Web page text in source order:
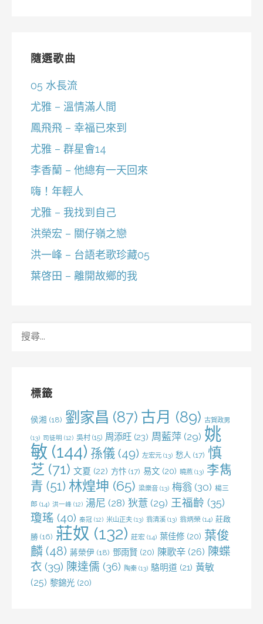
隨選歌曲
05 水長流
尤雅 – 溫情滿人間
鳳飛飛 – 幸福已來到
尤雅 – 群星會14
李香蘭 – 他總有一天回來
嗨！年輕人
尤雅 – 我找到自己
洪榮宏 – 關仔嶺之戀
洪一峰 – 台語老歌珍藏05
葉啓田 – 離開故鄉的我
標籤
侯湘 (18) 劉家昌 (87) 古月 (89) 古賀政男
(13) 司徒明 (12) 吳村 (15) 周添旺 (23) 周藍萍 (29) 姚
敏 (144) 孫儀 (49) 左宏元 (13) 愁人 (17) 慎
芝 (71) 文夏 (22) 方忭 (17) 易文 (20) 曉燕 (13) 李雋
青 (51) 林煌坤 (65) 梁樂音 (13) 梅翁 (30) 楊三
郎 (14) 洪一峰 (12) 湯尼 (28) 狄薏 (29) 王福齡 (35)
瓊瑤 (40) 秦冠 (12) 米山正夫 (13) 翁清溪 (13) 翁炳榮 (14) 莊啟
勝 (16) 莊奴 (132) 莊宏 (14) 葉佳修 (20) 葉俊
麟 (48) 蔣榮伊 (18) 鄧雨賢 (20) 陳歌辛 (26) 陳蝶
衣 (39) 陳達儒 (36) 陶秦 (13) 駱明道 (21) 黃敏
(25) 黎錦光 (20)